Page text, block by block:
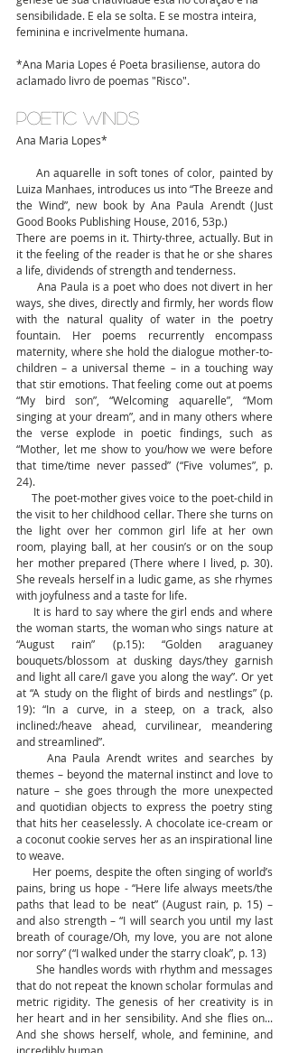
sensibilidade. E ela se solta. E se mostra inteira,
feminina e incrivelmente humana.
*Ana Maria Lopes é Poeta brasiliense, autora do
aclamado livro de poemas "Risco".
Poetic winds
Ana Maria Lopes*
Luiza Manhaes, introduces us into “The Breeze and
the Wind”, new book by Ana Paula Arendt (Just
Good Books Publishing House, 2016, 53p.)
There are poems in it. Thirty-three, actually. But in
it the feeling of the reader is that he or she shares
a life, dividends of strength and tenderness.
ways, she dives, directly and firmly, her words flow
with the natural quality of water in the poetry
fountain. Her poems recurrently encompass
maternity, where she hold the dialogue mother-to-
children – a universal theme – in a touching way
that stir emotions. That feeling come out at poems
“My bird son”, “Welcoming aquarelle”, “Mom
singing at your dream”, and in many others where
the verse explode in poetic findings, such as
“Mother, let me show to you/how we were before
that time/time never passed” (“Five volumes”, p.
24).
     The poet-mother gives voice to the poet-child in
the visit to her childhood cellar. There she turns on
the light over her common girl life at her own
room, playing ball, at her cousin’s or on the soup
her mother prepared (There where I lived, p. 30).
She reveals herself in a ludic game, as she rhymes
with joyfulness and a taste for life.
the woman starts, the woman who sings nature at
“August rain” (p.15): “Golden araguaney
bouquets/blossom at dusking days/they garnish
and light all care/I gave you along the way”. Or yet
at “A study on the flight of birds and nestlings” (p.
19): “In a curve, in a steep, on a track, also
inclined:/heave ahead, curvilinear, meandering
and streamlined”.
themes – beyond the maternal instinct and love to
nature – she goes through the more unexpected
and quotidian objects to express the poetry sting
that hits her ceaselessly. A chocolate ice-cream or
a coconut cookie serves her as an inspirational line
to weave.
pains, bring us hope - “Here life always meets/the
paths that lead to be neat” (August rain, p. 15) –
and also strength – “I will search you until my last
breath of courage/Oh, my love, you are not alone
nor sorry” (“I walked under the starry cloak”, p. 13)
that do not repeat the known scholar formulas and
metric rigidity. The genesis of her creativity is in
her heart and in her sensibility. And she flies on...
And she shows herself, whole, and feminine, and